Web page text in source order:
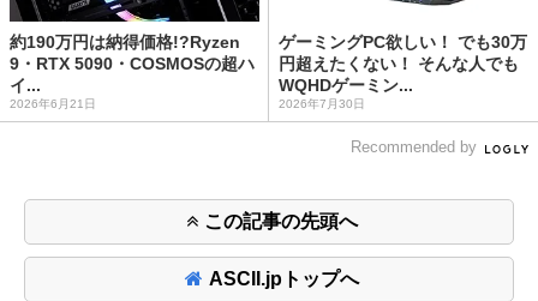
約190万円は納得価格!?Ryzen
9・RTX 5090・COSMOSの超ハ
イ...
2026年6月21日
ゲーミングPC欲しい！ でも30万
円超えたくない！ そんな人でも
WQHDゲーミン...
2026年7月30日
Recommended by
この記事の先頭へ
ASCII.jpトップへ